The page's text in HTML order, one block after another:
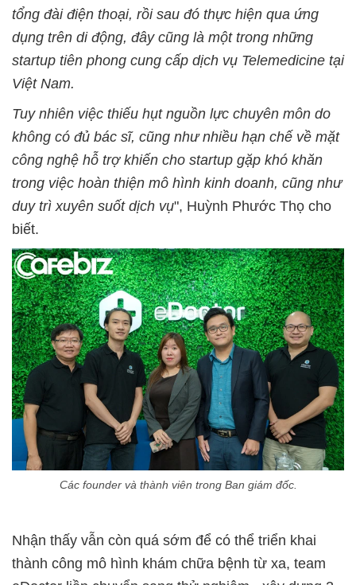
tổng đài điện thoại, rồi sau đó thực hiện qua ứng
dụng trên di động, đây cũng là một trong những
startup tiên phong cung cấp dịch vụ Telemedicine tại
Việt Nam.
Tuy nhiên việc thiếu hụt nguồn lực chuyên môn do
không có đủ bác sĩ, cũng như nhiều hạn chế về mặt
công nghệ hỗ trợ khiến cho startup gặp khó khăn
trong việc hoàn thiện mô hình kinh doanh, cũng như
duy trì xuyên suốt dịch vụ", Huỳnh Phước Thọ cho
biết.
Các founder và thành viên trong Ban giám đốc.
Nhận thấy vẫn còn quá sớm để có thể triển khai
thành công mô hình khám chữa bệnh từ xa, team